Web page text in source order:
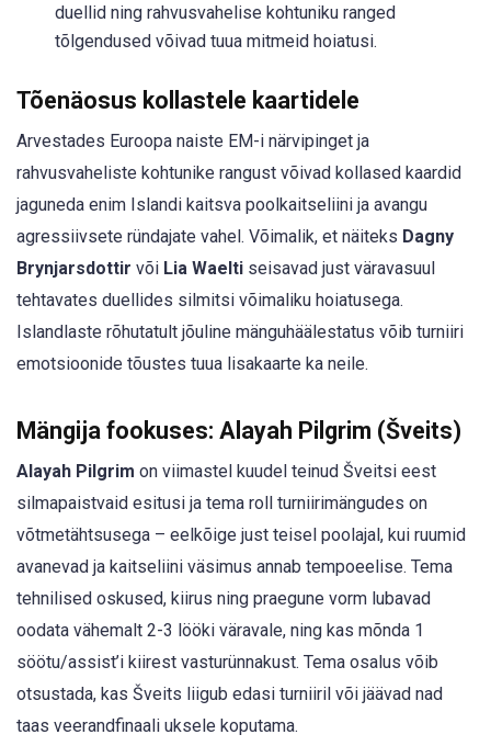
duellid ning rahvusvahelise kohtuniku ranged
tõlgendused võivad tuua mitmeid hoiatusi.
Tõenäosus kollastele kaartidele
Arvestades Euroopa naiste EM-i närvipinget ja
rahvusvaheliste kohtunike rangust võivad kollased kaardid
jaguneda enim Islandi kaitsva poolkaitseliini ja avangu
agressiivsete ründajate vahel. Võimalik, et näiteks Dagny
Brynjarsdottir või Lia Waelti seisavad just väravasuul
tehtavates duellides silmitsi võimaliku hoiatusega.
Islandlaste rõhutatult jõuline mänguhäälestatus võib turniiri
emotsioonide tõustes tuua lisakaarte ka neile.
Mängija fookuses: Alayah Pilgrim (Šveits)
Alayah Pilgrim on viimastel kuudel teinud Šveitsi eest
silmapaistvaid esitusi ja tema roll turniirimängudes on
võtmetähtsusega – eelkõige just teisel poolajal, kui ruumid
avanevad ja kaitseliini väsimus annab tempoeelise. Tema
tehnilised oskused, kiirus ning praegune vorm lubavad
oodata vähemalt 2-3 lööki väravale, ning kas mõnda 1
söötu/assist’i kiirest vasturünnakust. Tema osalus võib
otsustada, kas Šveits liigub edasi turniiril või jäävad nad
taas veerandfinaali uksele koputama.